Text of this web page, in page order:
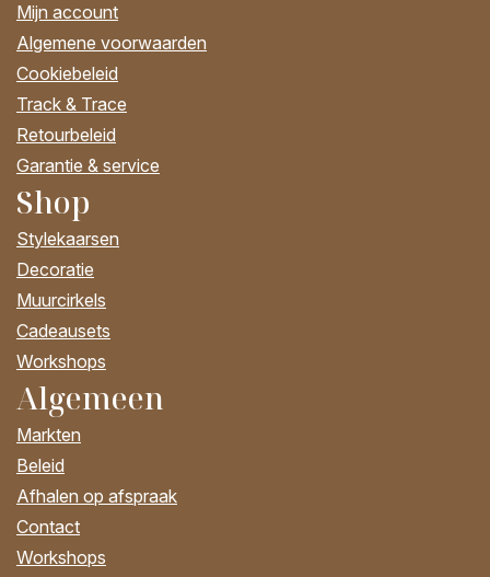
Mijn account
Algemene voorwaarden
Cookiebeleid
Track & Trace
Retourbeleid
Garantie & service
Shop
Stylekaarsen
Decoratie
Muurcirkels
Cadeausets
Workshops
Algemeen
Markten
Beleid
Afhalen op afspraak
Contact
Workshops